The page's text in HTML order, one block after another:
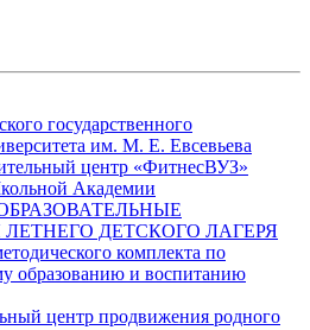
государственного
им. М. Е. Евсевьева
центр «ФитнесВУЗ»
Академии
ДЕТСКОГО ЛАГЕРЯ
комплекта по
образованию и воспитанию
центр продвижения родного